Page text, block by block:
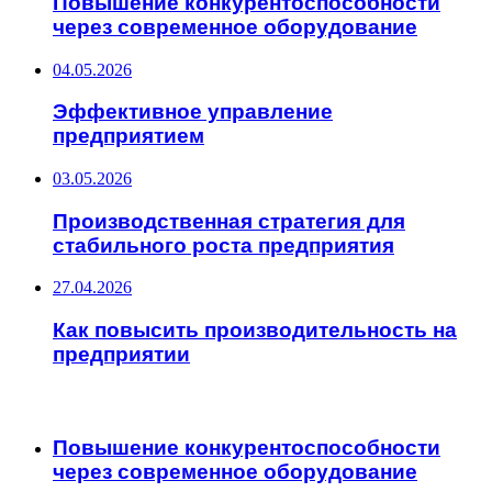
через современное оборудование
04.05.2026
Эффективное управление
предприятием
03.05.2026
Производственная стратегия для
стабильного роста предприятия
27.04.2026
Как повысить производительность на
предприятии
Повышение конкурентоспособности
через современное оборудование